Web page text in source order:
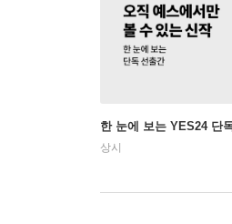
한 눈에 보는 YES24 단
상시